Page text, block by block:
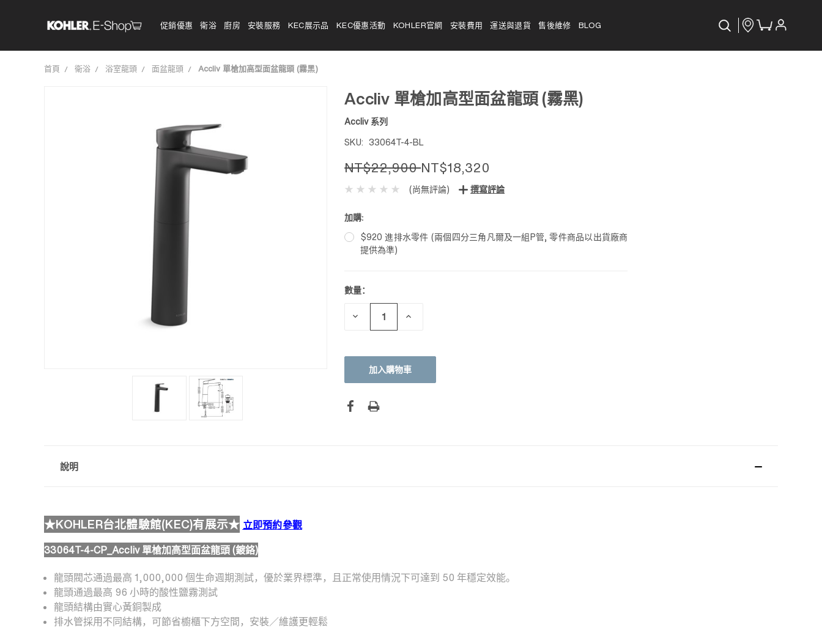
促銷優惠 衛浴 廚房 安裝服務 KEC展示品 KEC優惠活動 KOHLER官網 安裝費用 運送與退貨 售後維修 BLOG
首頁 衛浴 浴室龍頭 面盆龍頭 Accliv 單槍加高型面盆龍頭 (霧黑)
Accliv 單槍加高型面盆龍頭 (霧黑)
Accliv 系列
SKU: 33064T-4-BL
NT$22,900NT$18,320
(尚無評論) 撰寫評論
加購:
$920 進排水零件 (兩個四分三角凡爾及一組P管, 零件商品以出貨廠商
提供為準)
目前
存：
數量：
增
說明
★KOHLER台北體驗館(KEC)有展示★ 立即預約參觀
33064T-4-CP_Accliv 單槍加高型面盆龍頭 (鍍鉻)
龍頭閥芯通過最高 1,000,000 個生命週期測試，優於業界標準，且正常使用情況下可達到 50 年穩定效能。
龍頭通過最高 96 小時的酸性鹽霧測試
龍頭結構由實心黃銅製成
排水管採用不同結構，可節省櫥櫃下方空間，安裝／維護更輕鬆